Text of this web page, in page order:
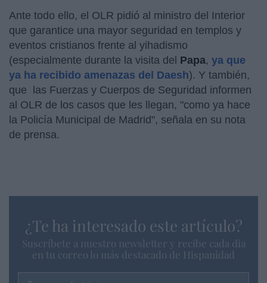
Ante todo ello, el OLR pidió al ministro del Interior
que garantice una mayor seguridad en templos y
eventos cristianos frente al yihadismo
(especialmente durante la visita del Papa, ya que
ya ha recibido amenazas del Daesh). Y también,
que las Fuerzas y Cuerpos de Seguridad informen
al OLR de los casos que les llegan, "como ya hace
la Policía Municipal de Madrid", señala en su nota
de prensa.
¿Te ha interesado este artículo?
Suscríbete a nuestro newsletter y recibe cada dia
en tu correo lo más destacado de Hispanidad